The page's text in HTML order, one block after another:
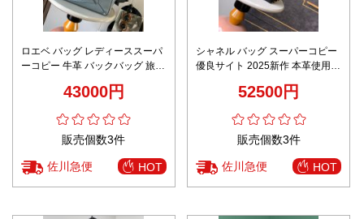
ロエベ バッグ レディーススーパ
ーコピー 牛革 バックバッグ 旅行
43000円
販売個数3件
佐川急便 HOT
シャネル バッグ スーパーコピー
優良サイト 2025新作 本革使用
級感仕上げ52500円
販売個数3件
佐川急便 HOT